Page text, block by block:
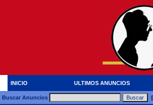
INICIO ULTIMOS ANUNCIOS
Buscar Anuncios